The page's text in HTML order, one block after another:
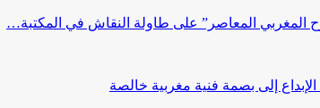
المعاصر” على طاولة النقاش في المكتبة…
إلى بصمة فنية مغربية خالصة